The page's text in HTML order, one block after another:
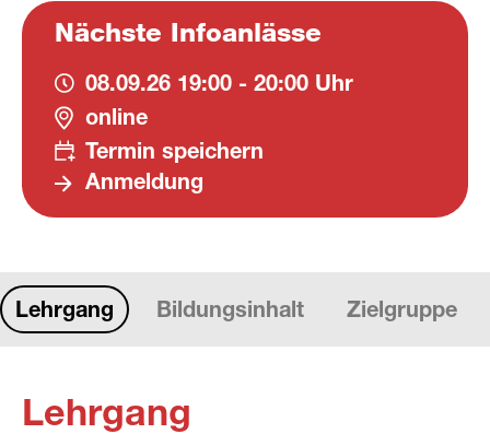
Nächste Infoanlässe
08.09.26 19:00 - 20:00 Uhr
online
Termin speichern
Anmeldung
Lehrgang Bildungsinhalt Zielgruppe
Lehrgang